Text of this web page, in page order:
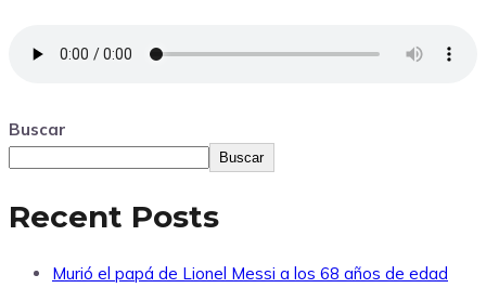
Buscar
Buscar
Recent Posts
Murió el papá de Lionel Messi a los 68 años de edad